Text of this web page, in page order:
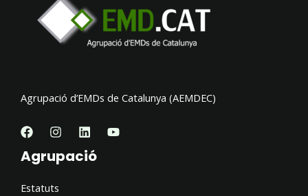
Agrupació d’EMDs de Catalunya (AEMDEC)
Agrupació
Estatuts